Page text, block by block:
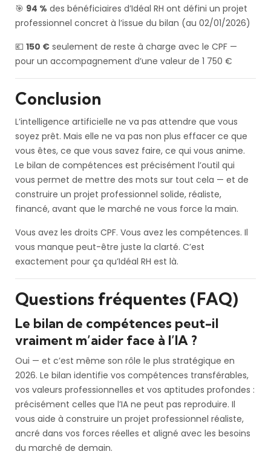
🎯 94 % des bénéficiaires d’Idéal RH ont défini un projet
professionnel concret à l’issue du bilan (au 02/01/2026)
💶 150 € seulement de reste à charge avec le CPF —
pour un accompagnement d’une valeur de 1 750 €
Conclusion
L’intelligence artificielle ne va pas attendre que vous
soyez prêt. Mais elle ne va pas non plus effacer ce que
vous êtes, ce que vous savez faire, ce qui vous anime.
Le bilan de compétences est précisément l’outil qui
vous permet de mettre des mots sur tout cela — et de
construire un projet professionnel solide, réaliste,
financé, avant que le marché ne vous force la main.
Vous avez les droits CPF. Vous avez les compétences. Il
vous manque peut-être juste la clarté. C’est
exactement pour ça qu’Idéal RH est là.
Questions fréquentes (FAQ)
Le bilan de compétences peut-il
vraiment m’aider face à l’IA ?
Oui — et c’est même son rôle le plus stratégique en
2026. Le bilan identifie vos compétences transférables,
vos valeurs professionnelles et vos aptitudes profondes :
précisément celles que l’IA ne peut pas reproduire. Il
vous aide à construire un projet professionnel réaliste,
ancré dans vos forces réelles et aligné avec les besoins
du marché de demain.